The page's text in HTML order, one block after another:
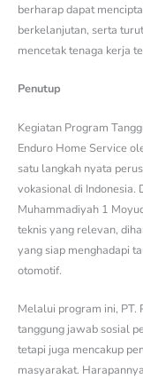
berharap dapat
berkelanjutan, serta
mencetak tenaga kerja
Penutup
Kegiatan Program
Enduro Home Service
satu langkah nyata
vokasional di Indonesia.
Muhammadiyah 1
teknis yang relevan,
yang siap menghadapi
otomotif.
Melalui program ini, PT.
tanggung jawab sosial
tetapi juga mencakup
masyarakat.